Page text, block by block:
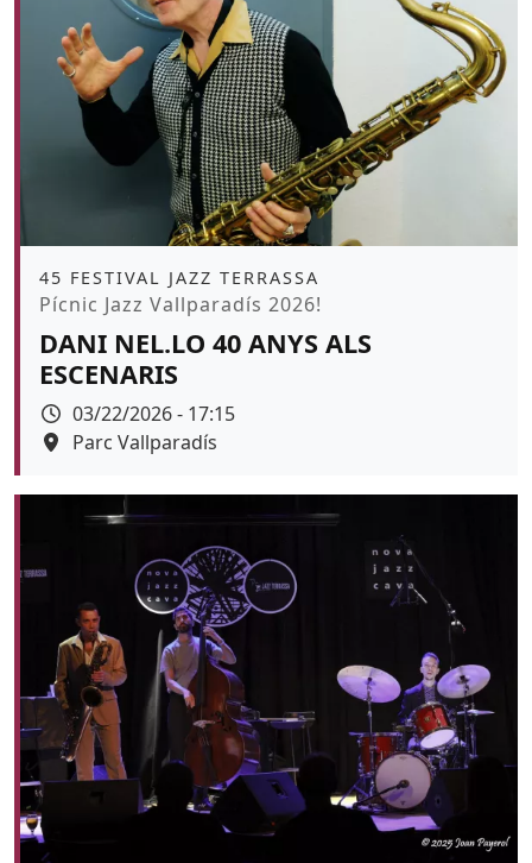
Àmbit
45 FESTIVAL JAZZ TERRASSA
Promoció
Pícnic Jazz Vallparadís 2026!
DANI NEL.LO 40 ANYS ALS
ESCENARIS
Data
03/22/2026 - 17:15
Espai
Parc Vallparadís